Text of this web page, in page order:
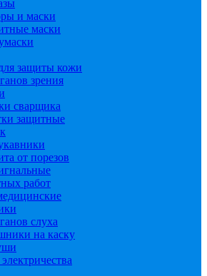
и маски
маски
защиты кожи
зрения
сварщика
защитные
от порезов
работ
слуха
на каску